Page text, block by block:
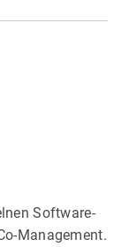
Software-
Management.